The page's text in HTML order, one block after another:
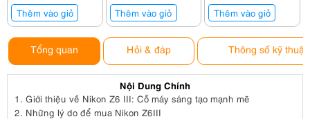
Thêm vào giỏ Thêm vào giỏ Thêm vào giỏ
Tổng quan Hỏi & đáp Thông số kỹ thuật
Nội Dung Chính
1. Giới thiệu về Nikon Z6 III: Cỗ máy sáng tạo mạnh mẽ
2. Những lý do để mua Nikon Z6III